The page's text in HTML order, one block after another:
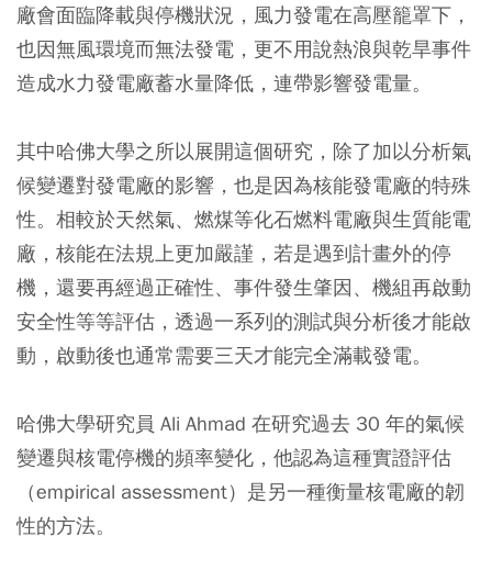
廠會面臨降載與停機狀況，風力發電在高壓籠罩下，
也因無風環境而無法發電，更不用說熱浪與乾旱事件
造成水力發電廠蓄水量降低，連帶影響發電量。
其中哈佛大學之所以展開這個研究，除了加以分析氣
候變遷對發電廠的影響，也是因為核能發電廠的特殊
性。相較於天然氣、燃煤等化石燃料電廠與生質能電
廠，核能在法規上更加嚴謹，若是遇到計畫外的停
機，還要再經過正確性、事件發生肇因、機組再啟動
安全性等等評估，透過一系列的測試與分析後才能啟
動，啟動後也通常需要三天才能完全滿載發電。
哈佛大學研究員 Ali Ahmad 在研究過去 30 年的氣候
變遷與核電停機的頻率變化，他認為這種實證評估
（empirical assessment）是另一種衡量核電廠的韌
性的方法。